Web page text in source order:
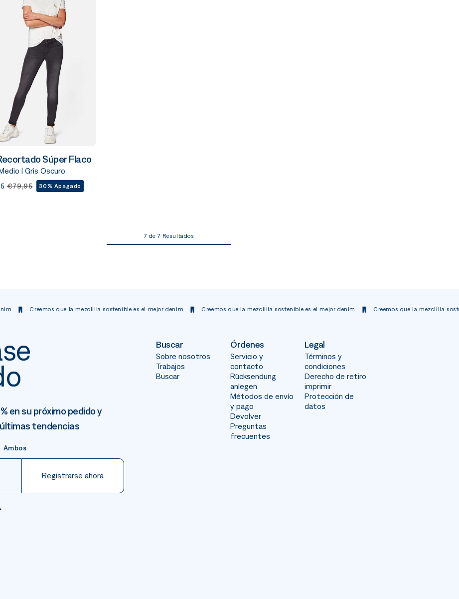
Súper Flaco
| Gris Oscuro
€79,95 30% Apagado
7 de 7 Resultados
Creemos que la mezclilla sostenible es el mejor denim Creemos que la mezclilla sostenible es el mejor denim Creemos que la mezclilla sostenible es
en su próximo pedido y
tendencias
Ambos
Registrarse ahora
Buscar
Sobre nosotros
Trabajos
Buscar
Órdenes
Servicio y
contacto
Rücksendung
anlegen
Métodos de envío
y pago
Devolver
Preguntas
frecuentes
Legal
Términos y
condiciones
Derecho de retiro
imprimir
Protección de
datos